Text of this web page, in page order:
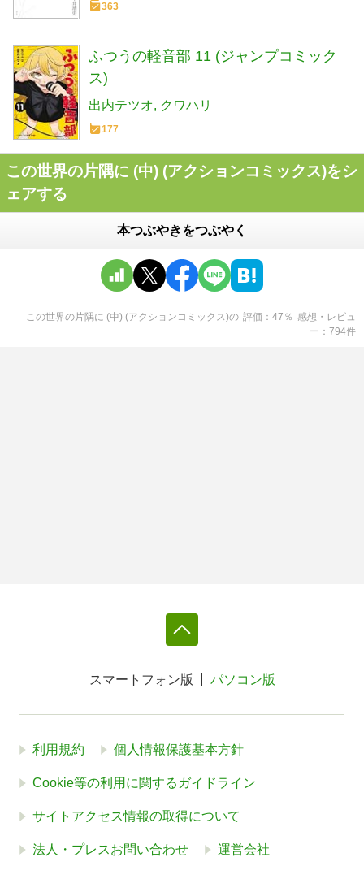
363
ふつうの軽音部 11 (ジャンプコミック
ス)
出内テツオ クワハリ
177
この世界の片隅に (中) (アクションコミックス)をシ
ェアする
本つぶやきをつぶやく
この世界の片隅に (中) (アクションコミックス)の 評価 47 ％ 感想・レビュ
ー
794件
スマートフォン版 パソコン版
利用規約 個人情報保護基本方針
Cookie等の利用に関するガイドライン
サイトアクセス情報の取得について
法人・プレスお問い合わせ 運営会社